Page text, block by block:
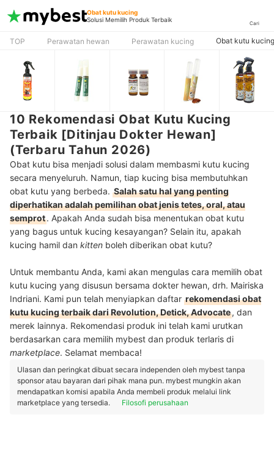
Obat kutu kucing
Solusi Memilih Produk Terbaik
Cari
TOP Perawatan hewan Perawatan kucing Obat kutu kucing
10 Rekomendasi Obat Kutu Kucing
Terbaik [Ditinjau Dokter Hewan]
(Terbaru Tahun 2026)
Obat kutu bisa menjadi solusi dalam membasmi kutu kucing
secara menyeluruh. Namun, tiap kucing bisa membutuhkan
obat kutu yang berbeda. Salah satu hal yang penting
diperhatikan adalah pemilihan obat jenis tetes, oral, atau
semprot. Apakah Anda sudah bisa menentukan obat kutu
yang bagus untuk kucing kesayangan? Selain itu, apakah
kucing hamil dan kitten boleh diberikan obat kutu?
Untuk membantu Anda, kami akan mengulas cara memilih obat
kutu kucing yang disusun bersama dokter hewan, drh. Mairiska
Indriani. Kami pun telah menyiapkan daftar rekomendasi obat
kutu kucing terbaik dari Revolution, Detick, Advocate, dan
merek lainnya. Rekomendasi produk ini telah kami urutkan
berdasarkan cara memilih mybest dan produk terlaris di
marketplace. Selamat membaca!
Ulasan dan peringkat dibuat secara independen oleh mybest tanpa
sponsor atau bayaran dari pihak mana pun. mybest mungkin akan
mendapatkan komisi apabila Anda membeli produk melalui link
marketplace yang tersedia.
Filosofi perusahaan